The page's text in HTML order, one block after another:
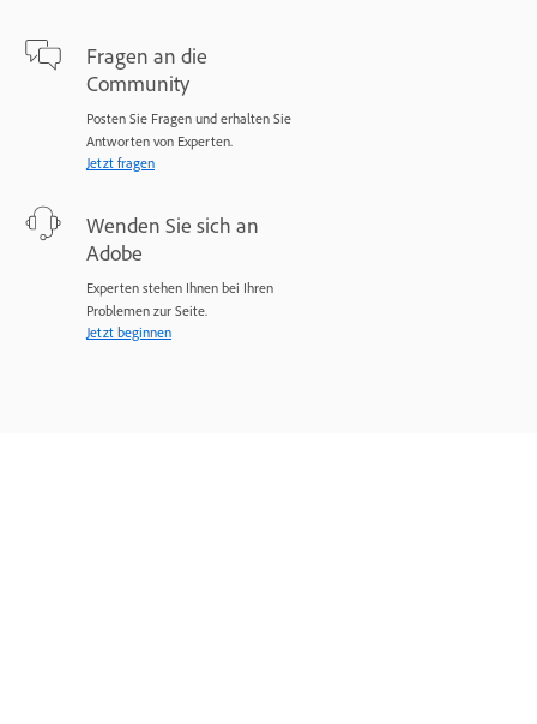
Fragen an die
Community
Posten Sie Fragen und erhalten Sie
Antworten von Experten.
Jetzt fragen
Wenden Sie sich an
Adobe
Experten stehen Ihnen bei Ihren
Problemen zur Seite.
Jetzt beginnen